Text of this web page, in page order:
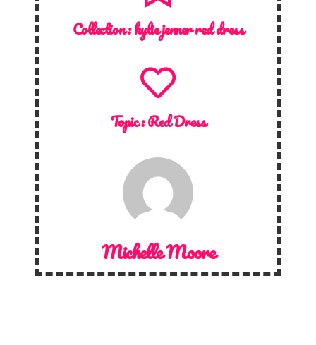
Collection :kylie jenner red dress
Topic :Red Dress
Michelle Moore